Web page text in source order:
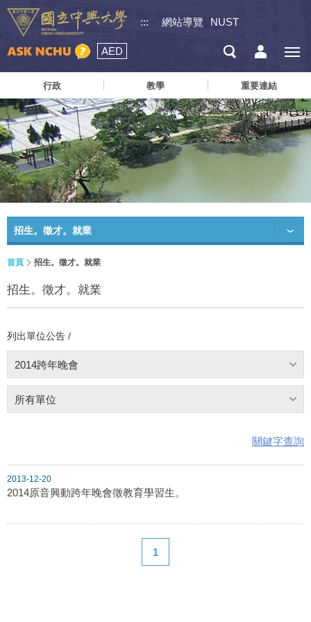
::: 網站導覽 NUST
AED
行政 教學 重要連結
招生。徵才。就業
首頁 招生。徵才。就業
招生。徵才。就業
列出單位公告 /
2014跨年晚會
所有單位
關鍵字查詢
2013-12-20
2014原音興動跨年晚會徵教育學習生。
1